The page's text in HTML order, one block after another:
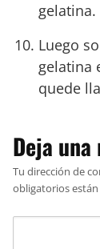
gelatina.
Luego
gelatina
quede
Deja
Tu dirección de
obligatorios